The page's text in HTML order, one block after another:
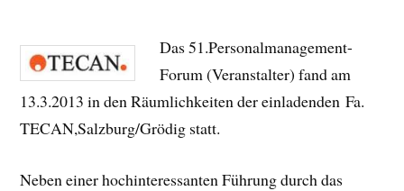
Das 51.Personalmanagement-
Forum (Veranstalter) fand am
13.3.2013 in den Räumlichkeiten der einladenden Fa.
TECAN,Salzburg/Grödig statt.
Neben einer hochinteressanten Führung durch das